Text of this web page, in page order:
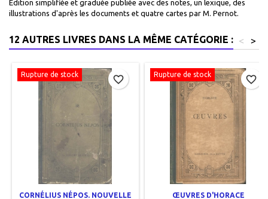
Édition simplifiée et graduée publiée avec des notes, un lexique, des
illustrations d'après les documents et quatre cartes par M. Pernot.
12 AUTRES LIVRES DANS LA MÊME CATÉGORIE : >
<
Rupture de stock
CORNÉLIUS NÉPOS. NOUVELLE
favorite_border Rupture de stock
ŒUVRES D'HORACE
favorite_border